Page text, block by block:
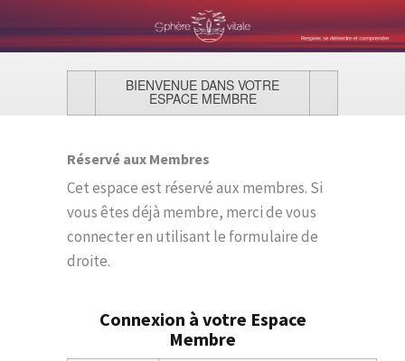
BIENVENUE DANS VOTRE
ESPACE MEMBRE
Réservé aux Membres
Cet espace est réservé aux membres. Si
vous êtes déjà membre, merci de vous
connecter en utilisant le formulaire de
droite.
Connexion à votre Espace
Membre